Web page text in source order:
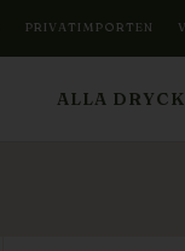
PRIVATIMPORTEN
ALLA